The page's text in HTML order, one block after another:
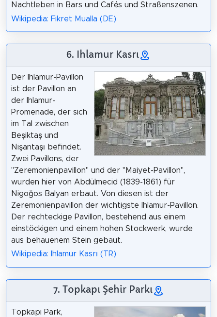
Nachtleben in Bars und Cafés und Straßenszenen.
Wikipedia: Fikret Mualla (DE)
6. Ihlamur Kasrı
Der Ihlamur-Pavillon
ist der Pavillon an
der Ihlamur-
Promenade, der sich
im Tal zwischen
Beşiktaş und
Nişantaşı befindet.
Zwei Pavillons, der
"Zeremonienpavillon" und der "Maiyet-Pavillon",
wurden hier von Abdülmecid (1839-1861) für
Nigoğos Balyan erbaut. Von diesen ist der
Zeremonienpavillon der wichtigste Ihlamur-Pavillon.
Der rechteckige Pavillon, bestehend aus einem
einstöckigen und einem hohen Stockwerk, wurde
aus behauenem Stein gebaut.
Wikipedia: Ihlamur Kasrı (TR)
7. Topkapı Şehir Parkı
Topkapi Park,